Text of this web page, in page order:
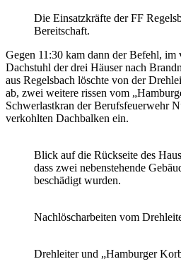
Die Einsatzkräfte der FF
Bereitschaft.
Gegen 11:30 kam dann der Befehl, im
Dachstuhl der drei Häuser nach
aus Regelsbach löschte von der
ab, zwei weitere rissen vom
Schwerlastkran der Berufsfeuerwehr
verkohlten Dachbalken ein.
Blick auf die Rückseite des
dass zwei nebenstehende
beschädigt wurden.
Nachlöscharbeiten vom
Drehleiter und „Hamburger